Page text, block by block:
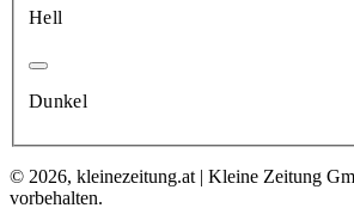
Hell
Dunkel
© 2026, kleinezeitung.at | Kleine Zeitung
vorbehalten.